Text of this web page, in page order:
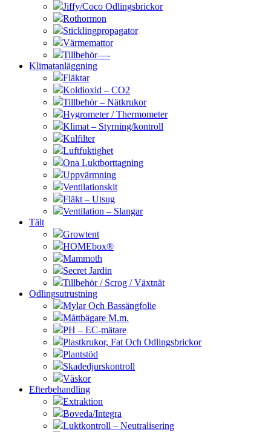
Jiffy/Coco Odlingsbrickor
Rothormon
Sticklingpropagator
Värmemattor
Tillbehör—-
Klimatanläggning
Fläktar
Koldioxid – CO2
Tillbehör – Nätkrukor
Hygrometer / Thermometer
Klimat – Styrning/kontroll
Kulfilter
Luftfuktighet
Ona Luktborttagning
Uppvärmning
Ventilationskit
Fläkt – Utsug
Ventilation – Slangar
Tält
Growtent
HOMEbox®
Mammoth
Secret Jardin
Tillbehör / Scrog / Växtnät
Odlingsutrustning
Mylar Och Bassängfolie
Måttbägare M.m.
PH – EC-mätare
Plastkrukor, Fat Och Odlingsbrickor
Plantstöd
Skadedjurskontroll
Väskor
Efterbehandling
Extraktion
Boveda/Integra
Luktkontroll – Neutralisering